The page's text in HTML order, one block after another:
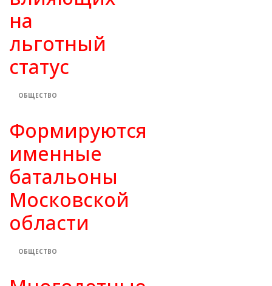
на
льготный
статус
ОБЩЕСТВО
Формируются
именные
батальоны
Московской
области
ОБЩЕСТВО